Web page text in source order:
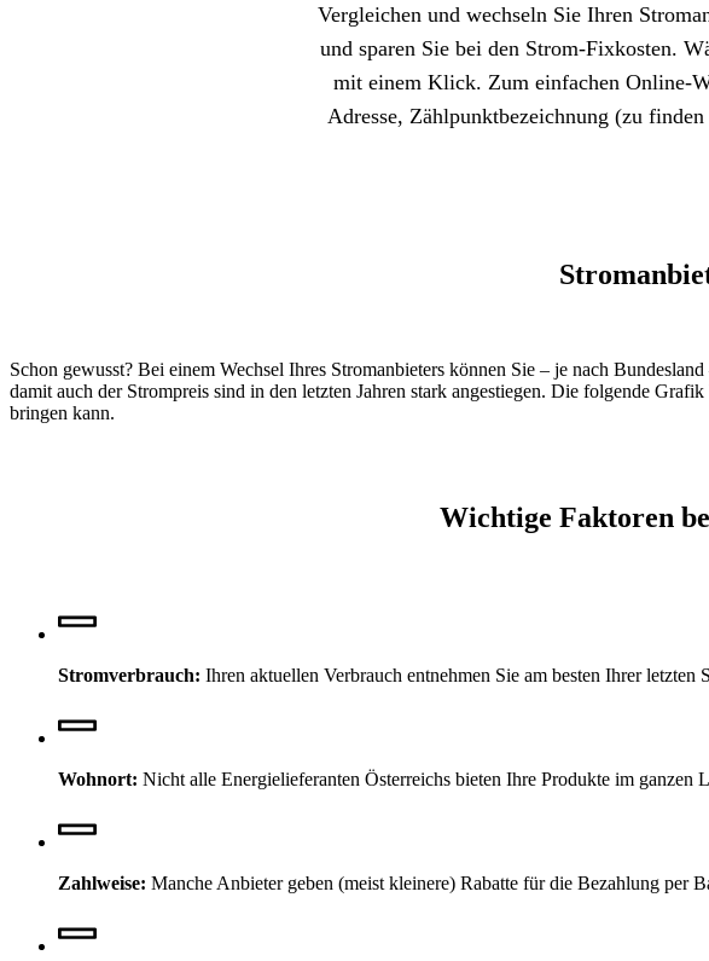
Vergleichen und wechseln Sie Ihren
und sparen Sie bei den Strom-Fixkosten.
mit einem Klick. Zum einfachen Online-
Adresse, Zählpunktbezeichnung (zu
Schon gewusst? Bei einem Wechsel Ihres Stromanbieters können Sie – je nach
damit auch der Strompreis sind in den letzten Jahren stark angestiegen. Die folgende
bringen kann.
Wichtige Faktoren
Stromverbrauch: Ihren aktuellen Verbrauch entnehmen Sie am besten Ihrer
Wohnort: Nicht alle Energielieferanten Österreichs bieten Ihre Produkte im ganzen
Zahlweise: Manche Anbieter geben (meist kleinere) Rabatte für die Bezahlung per